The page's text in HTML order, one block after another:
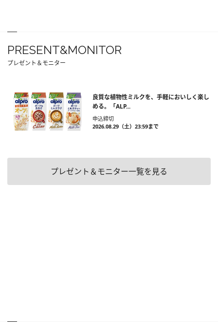
PRESENT&MONITOR
プレゼント＆モニター
良質な植物性ミルクを、手軽においしく楽し
める。「ALP...
申込締切
2026.08.29（土）23:59まで
プレゼント＆モニター一覧を見る